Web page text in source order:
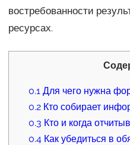
востребованности
ресурсах.
0.1 Для чего нужна
0.2 Кто собирает
0.3 Кто и когда
0.4 Как убедиться в